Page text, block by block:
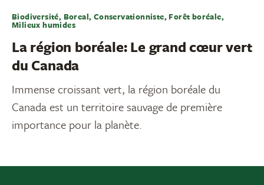
Biodiversité, Boreal, Conservationniste, Forêt boréale,
Milieux humides
La région boréale: Le grand cœur vert
du Canada
Immense croissant vert, la région boréale du
Canada est un territoire sauvage de première
importance pour la planète.